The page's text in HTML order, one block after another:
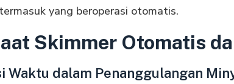
yang beroperasi otomatis.
Skimmer Otomatis
Waktu dalam Penanggulangan